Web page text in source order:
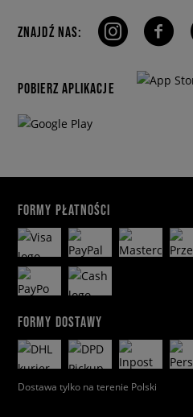
ZNAJDŹ NAS:
POBIERZ APLIKACJE
FORMY PŁATNOŚCI
FORMY DOSTAWY
Dostawa tylko na terenie Polski